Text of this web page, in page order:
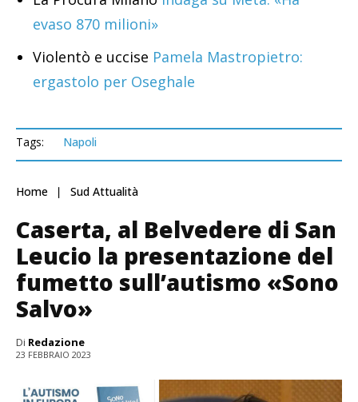
evaso 870 milioni»
Violentò e uccise Pamela Mastropietro:
ergastolo per Oseghale
Tags: Napoli
Home Sud Attualità
Caserta, al Belvedere di San
Leucio la presentazione del
fumetto sull’autismo «Sono
Salvo»
Di Redazione
23 FEBBRAIO 2023